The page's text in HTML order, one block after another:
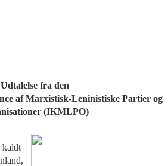
Udtalelse fra den
af Marxistisk-Leninistiske Partier og
(IKMLPO)
kaldt